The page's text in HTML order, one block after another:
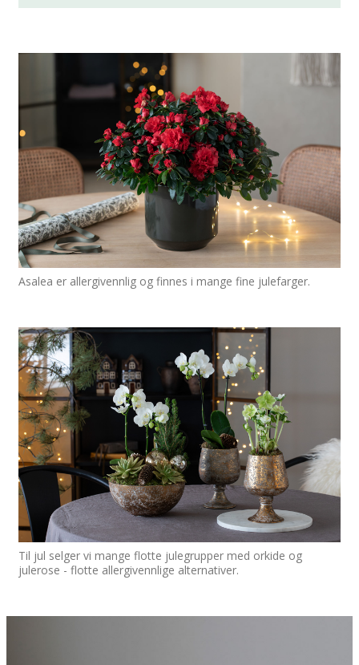
Asalea er allergivennlig og finnes i mange fine julefarger.
Til jul selger vi mange flotte julegrupper med orkide og
julerose - flotte allergivennlige alternativer.